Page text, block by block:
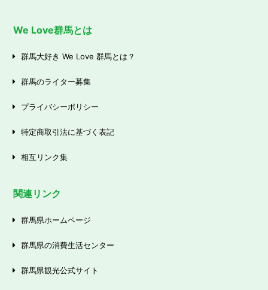
We Love群馬とは
群馬大好き We Love 群馬とは？
群馬のライター募集
プライバシーポリシー
特定商取引法に基づく表記
相互リンク集
関連リンク
群馬県ホームページ
群馬県の消費生活センター
群馬県観光公式サイト